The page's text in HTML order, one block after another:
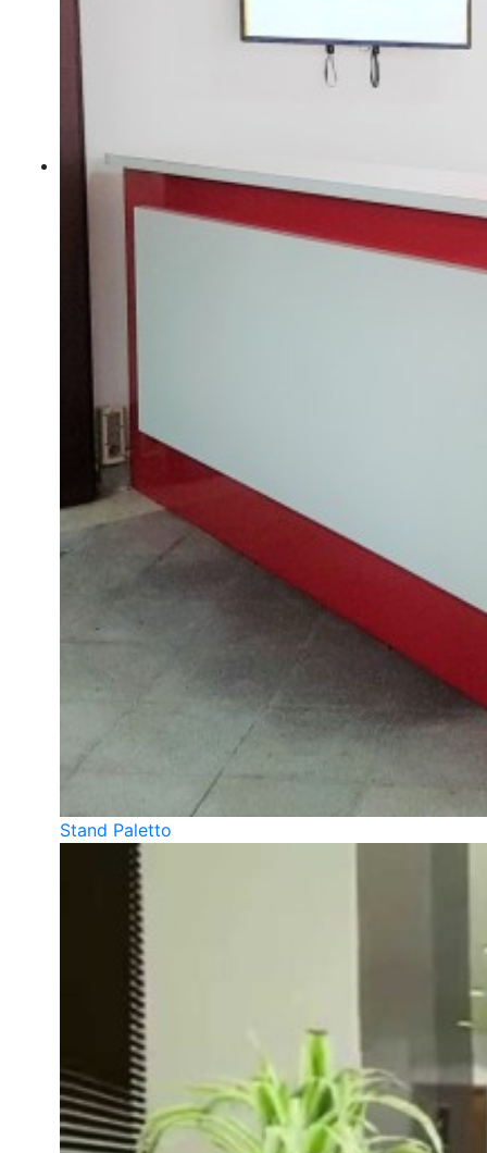
Stand Paletto